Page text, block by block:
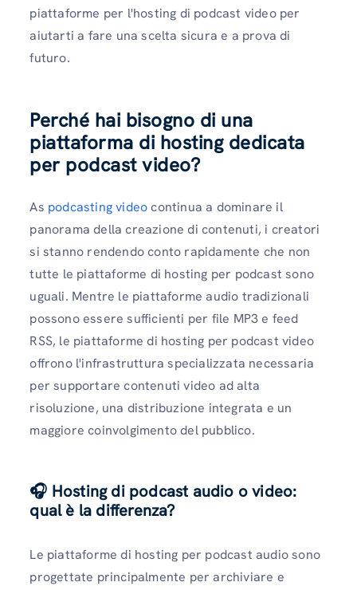
piattaforme per l'hosting di podcast video per
aiutarti a fare una scelta sicura e a prova di
futuro.
Perché hai bisogno di una
piattaforma di hosting dedicata
per podcast video?
As podcasting videocontinua a dominare il
panorama della creazione di contenuti, i creatori
si stanno rendendo conto rapidamente che non
tutte le piattaforme di hosting per podcast sono
uguali. Mentre le piattaforme audio tradizionali
possono essere sufficienti per file MP3 e feed
RSS, le piattaforme di hosting per podcast video
offrono l'infrastruttura specializzata necessaria
per supportare contenuti video ad alta
risoluzione, una distribuzione integrata e un
maggiore coinvolgimento del pubblico.
🎧 Hosting di podcast audio o video:
qual è la differenza?
Le piattaforme di hosting per podcast audio sono
progettate principalmente per archiviare e